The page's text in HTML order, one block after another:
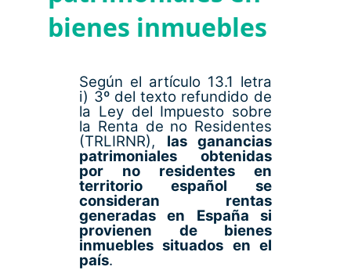
bienes inmuebles
Según el artículo 13.1 letra
i) 3º del texto refundido de
la Ley del Impuesto sobre
la Renta de no Residentes
(TRLIRNR), las ganancias
patrimoniales obtenidas
por no residentes en
territorio español se
consideran rentas
generadas en España si
provienen de bienes
inmuebles situados en el
país.